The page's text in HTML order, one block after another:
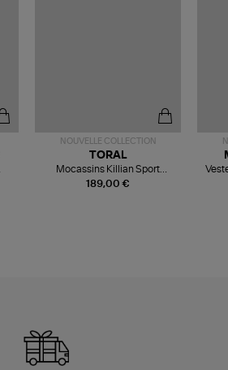
NOUVELLE COLLECTION
189,00 €
TORAL
Mocassins Killian Sport
Mousse